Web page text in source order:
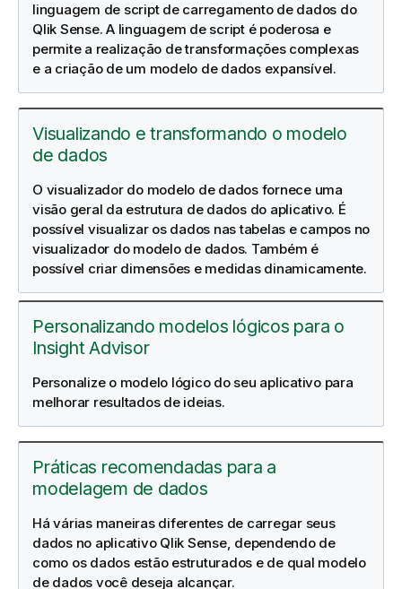
linguagem de script de carregamento de dados do
Qlik Sense. A linguagem de script é poderosa e
permite a realização de transformações complexas
e a criação de um modelo de dados expansível.
Visualizando e transformando o modelo
de dados
O visualizador do modelo de dados fornece uma
visão geral da estrutura de dados do aplicativo. É
possível visualizar os dados nas tabelas e campos no
visualizador do modelo de dados. Também é
possível criar dimensões e medidas dinamicamente.
Personalizando modelos lógicos para o
Insight Advisor
Personalize o modelo lógico do seu aplicativo para
melhorar resultados de ideias.
Práticas recomendadas para a
modelagem de dados
Há várias maneiras diferentes de carregar seus
dados no aplicativo Qlik Sense, dependendo de
como os dados estão estruturados e de qual modelo
de dados você deseja alcançar.